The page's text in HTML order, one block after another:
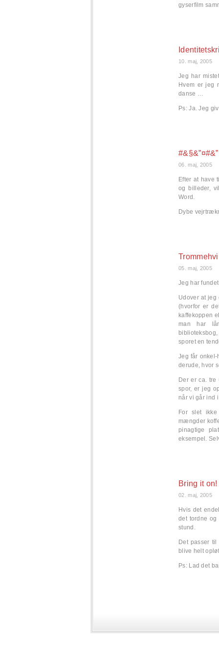
gyserfilm
10. maj, 2005
Jeg har
Hvem er jeg
danse …
Ps: Ja. Jeg
06. maj, 2005
Efter at have
og billeder,
Word.
Dybe
05. maj, 2005
Jeg har
Udover at jeg
(hvorfor er
kaffekoppen
man har
sporet en
Jeg får onkel-
derude, hvor
Der er ca.
spor, er jeg
når vi går ind
For slet
mængder
pinagtige
eksempel.
Bring it on!
02. maj, 2005
Hvis det
det tordne
stund.
Det passer
blive helt
Ps: Lad det